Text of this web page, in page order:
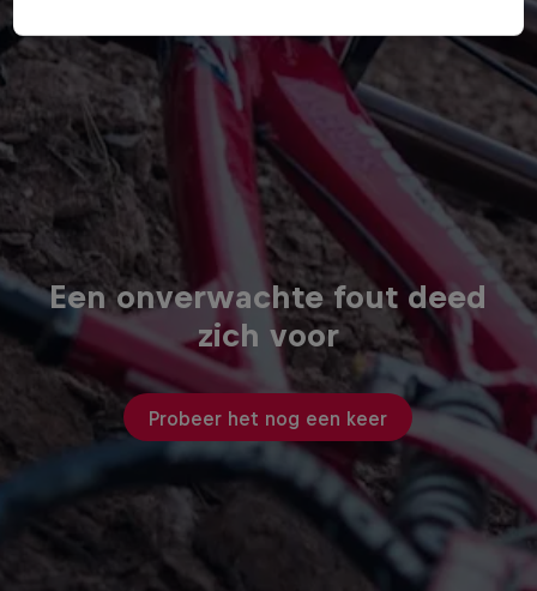
Een onverwachte fout deed
zich voor
Probeer het nog een keer